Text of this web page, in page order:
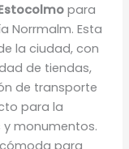
para
Norrmalm. Esta
la ciudad, con
de tiendas,
de transporte
para la
monumentos.
para